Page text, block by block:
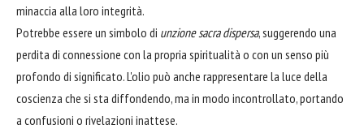
minaccia alla loro integrità.
Potrebbe essere un simbolo di unzione sacra dispersa, suggerendo una
perdita di connessione con la propria spiritualità o con un senso più
profondo di significato. L'olio può anche rappresentare la luce della
coscienza che si sta diffondendo, ma in modo incontrollato, portando
a confusioni o rivelazioni inattese.